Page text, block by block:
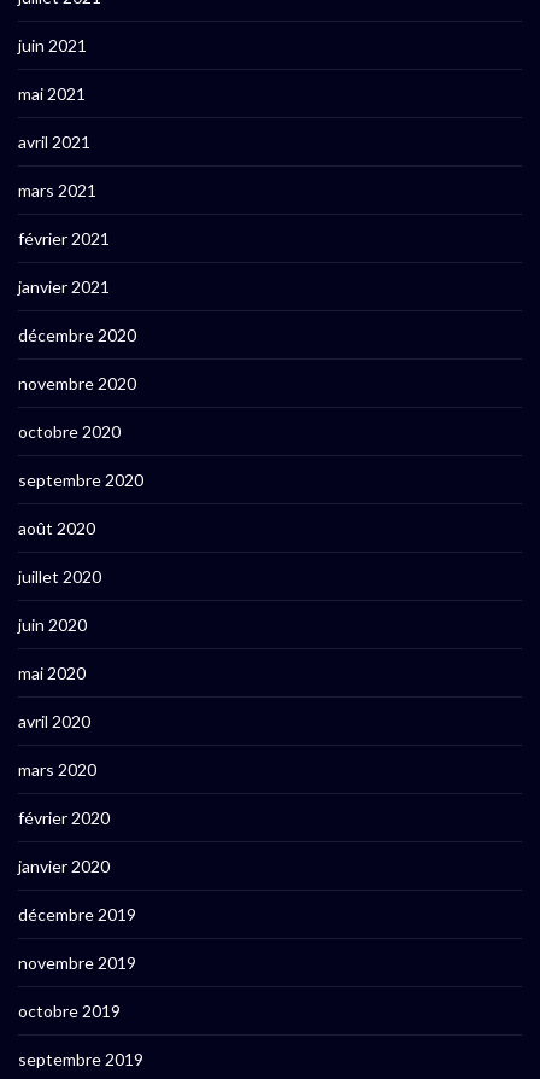
juin 2021
mai 2021
avril 2021
mars 2021
février 2021
janvier 2021
décembre 2020
novembre 2020
octobre 2020
septembre 2020
août 2020
juillet 2020
juin 2020
mai 2020
avril 2020
mars 2020
février 2020
janvier 2020
décembre 2019
novembre 2019
octobre 2019
septembre 2019